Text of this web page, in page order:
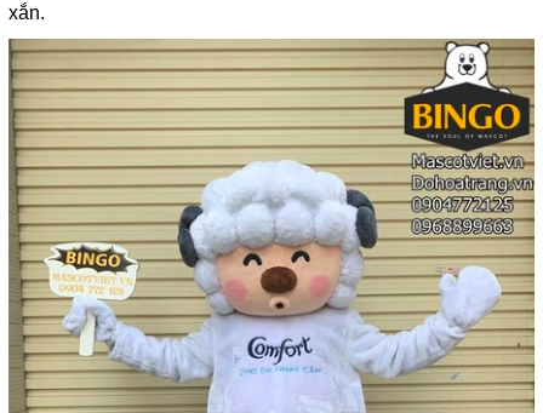
xắn.